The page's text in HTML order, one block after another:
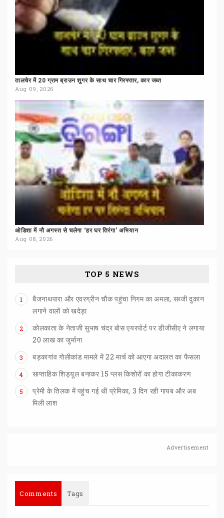
तालचेर में 20 ग्राम ब्राउन शुगर के साथ चार गिरफ्तार, कार जब्त
Aug 09, 2026
ओडिशा में नौ अगस्त से चलेगा ‘हर घर तिरंगा’ अभियान
Aug 08, 2026
TOP 5 NEWS
1
बैजनाथपारा और एवरग्रीन चौक पहुंचा निगम का अमला, सब्जी दुकान
लगाने वालों को खदेड़ा
2
कोलकाता के नेताजी सुभाष चंद्र बोस एयरपोर्ट पर डीजीसीए ने लगाया
20 लाख का जुर्माना
3 बड़कागांव गोलीकांड मामले में22 मार्च कोआएगाअदालत का फैसला
4 साप्ताहिकशिड्यूलबनाकर 15 प्लसकिशोरों काहोगाटीकाकरण
5
प्रेमी के तिलक में पहुंच गई थी प्रेमिका, 3 दिन रही गायब और अब
मिली लाश
Advertisement
Comments Tags